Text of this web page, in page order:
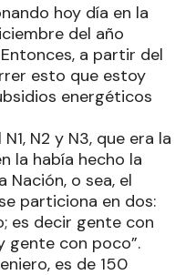
hoy día en la
del año
a partir del
esto que estoy
energéticos
N2 y N3, que era la
la había hecho la
Nación, o sea, el
particiona en dos:
es decir gente con
gente con poco”.
es de 150